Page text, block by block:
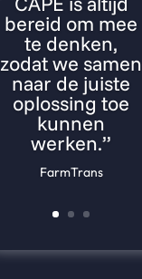
bereid om mee
te denken,
zodat we samen
naar de juiste
oplossing toe
kunnen
werken.”
FarmTrans